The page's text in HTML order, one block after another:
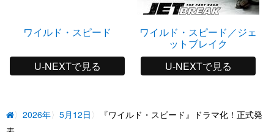
ワイルド・スピード
U-NEXTで見る
ワイルド・スピード／ジェ
ットブレイク
U-NEXTで見る
2026年 5月12日
『ワイルド・スピード』ドラマ化！正式発